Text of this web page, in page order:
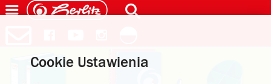
Cookie Ustawienia